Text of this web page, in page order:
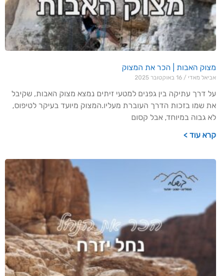
מצוק האבות | הכר את המצוק
אביאל מאדי
על דרך עתיקה בין גפנים למטעי זיתים נמצא מצוק האבות, שקיבל
את שמו בזכות הדרך העוברת מעליו.המצוק מיועד בעיקר לטיפוס,
לא גבוה במיוחד, אבל קסום
קרא עוד >